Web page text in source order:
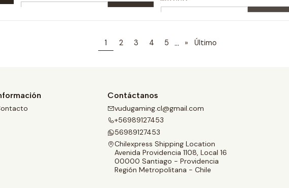
Comprar ahora
Cantidad
Comprar ahora
1 2 3 4 5 ... » Último
Contáctanos
vudugaming.cl@gmail.com
+56989127453
56989127453
Chilexpress Shipping Location
Avenida Providencia 1108, Local 16
00000 Santiago - Providencia
Región Metropolitana - Chile